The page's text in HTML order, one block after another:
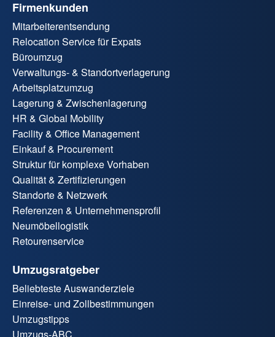
Firmenkunden
Mitarbeiterentsendung
Relocation Service für Expats
Büroumzug
Verwaltungs- & Standortverlagerung
Arbeitsplatzumzug
Lagerung & Zwischenlagerung
HR & Global Mobility
Facility & Office Management
Einkauf & Procurement
Struktur für komplexe Vorhaben
Qualität & Zertifizierungen
Standorte & Netzwerk
Referenzen & Unternehmensprofil
Neumöbellogistik
Retourenservice
Umzugsratgeber
Beliebteste Auswanderziele
Einreise- und Zollbestimmungen
Umzugstipps